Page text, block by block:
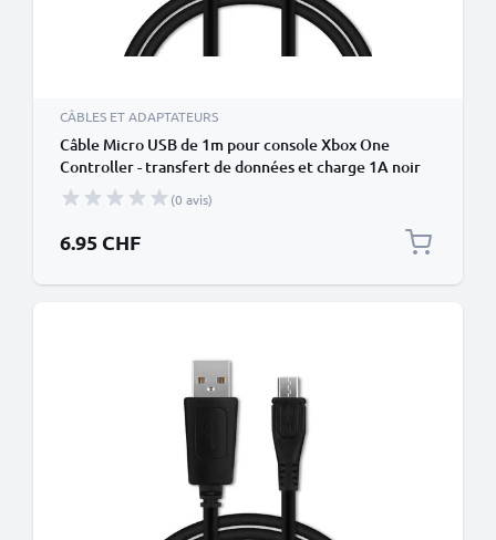
CÂBLES ET ADAPTATEURS
Câble Micro USB de 1m pour console Xbox One
Controller - transfert de données et charge 1A noir
en PVC
(0 avis)
6.95 CHF